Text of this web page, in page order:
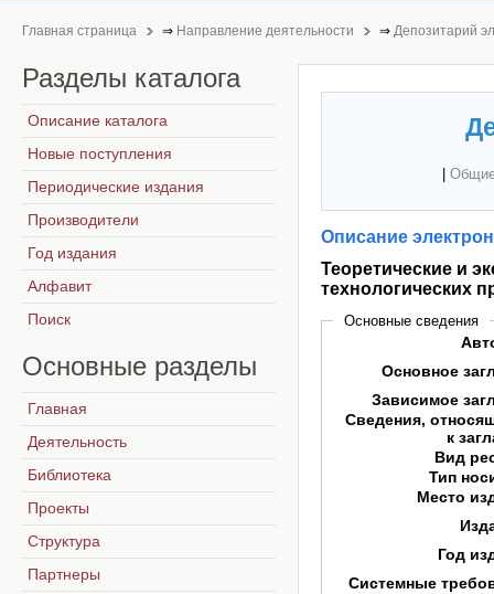
Главная страница ⇒ Направление деятельности ⇒ Депозитарий
Описание
Теоретические и
технологических
Основные сведения
Основное
Зависимое
Сведения,
к
Вид
Тип
Место
Год
Системные
Разделы каталога
Описание каталога
Новые поступления
Периодические издания
Производители
Год издания
Алфавит
Поиск
Основные разделы
Главная
Деятельность
Библиотека
Проекты
Структура
Партнеры